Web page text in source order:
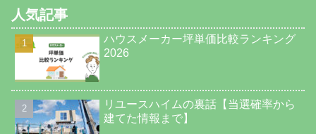
人気記事
ハウスメーカー坪単価比較ランキング
2026
リユースハイムの裏話【当選確率から
建てた情報まで】